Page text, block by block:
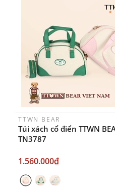
Thời gian nhận
TPHCM, sản phẩm
ngày sau khi đặt.
TTWN BEAR
Túi xách cổ điển TTWN
TN3787
1.560.000₫